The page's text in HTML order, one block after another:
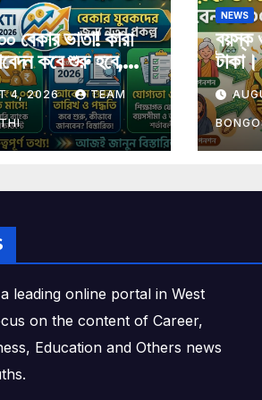
বেকার ভাতা! কারা
কবে শুরু হবে,
টাকা, স্ট্যাটাস ও
এক প্রতিবেদনে
4, 2026 TEAM
NEWS
বয়স্ক
টাকা।
leading online portal in West
on the content of Career,
Education and Others news